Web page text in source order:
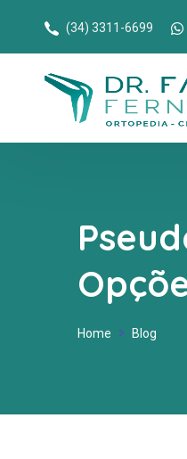
(34) 3311-6699
Home Blog